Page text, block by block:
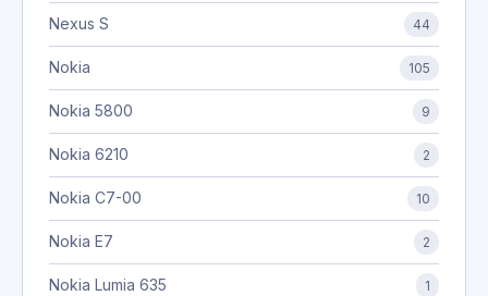
Nexus S 44
Nokia 105
Nokia 5800 9
Nokia 6210 2
Nokia C7-00 10
Nokia E7 2
Nokia Lumia 635 1